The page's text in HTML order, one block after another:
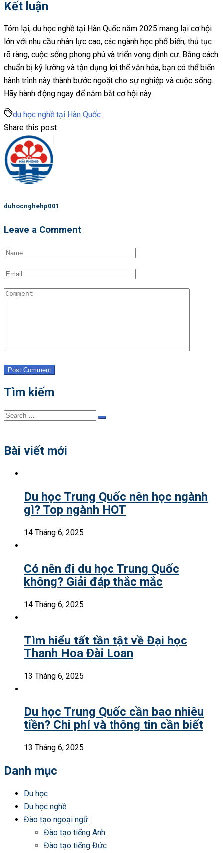
Kết luận
Tóm lại, du học nghề tại Hàn Quốc năm 2025 mang lại cơ hội
lớn với nhu cầu nhân lực cao, các ngành học phổ biến, thủ tục
rõ ràng, cuộc sống phong phú và triển vọng định cư. Bằng cách
chuẩn bị kỹ lưỡng và tận dụng lợi thế văn hóa, bạn có thể biến
hành trình này thành bước ngoặt cho sự nghiệp và cuộc sống.
Hãy hành động ngay để nắm bắt cơ hội này.
du học nghề tại Hàn Quốc
Share this post
duhocnghehp001
Leave a Comment
Post Comment
Tìm kiếm
Search
Search
Bài viết mới
Du học Trung Quốc nên học ngành
gì? Top ngành HOT
14 Tháng 6, 2025
Có nên đi du học Trung Quốc
không? Giải đáp thắc mắc
14 Tháng 6, 2025
Tìm hiểu tất tần tật về Đại học
Thanh Hoa Đài Loan
13 Tháng 6, 2025
Du học Trung Quốc cần bao nhiêu
tiền? Chi phí và thông tin cần biết
13 Tháng 6, 2025
Danh mục
Du học
Du học nghề
Đào tạo ngoại ngữ
Đào tạo tiếng Anh
Đào tạo tiếng Đức